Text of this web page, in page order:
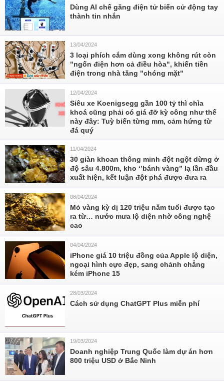
Dùng AI chế găng điện tử biến cử động tay
thành tin nhắn
13/04/2024
3 loại phích cắm dùng xong không rút còn
"ngốn điện hơn cả điều hòa", khiến tiền
điện trong nhà tăng "chóng mặt"
12/04/2024
Siêu xe Koenigsegg gần 100 tỷ thì chìa
khoá cũng phải có giá đỡ kỳ công như thế
này đây: Tuỳ biến từng mm, cảm hứng từ
đá quý
11/04/2024
30 giàn khoan thông minh đột ngột dừng ở
độ sâu 4.800m, kho ‘’bánh vàng” lạ lần đầu
xuất hiện, kết luận đột phá được đưa ra
08/04/2024
Mỏ vàng kỳ dị 120 triệu năm tuổi được tạo
ra từ… nước mưa lộ diện nhờ công nghệ
cao
04/04/2024
iPhone giá 10 triệu đồng của Apple lộ diện,
ngoại hình cực đẹp, sang chảnh chẳng
kém iPhone 15
28/03/2024
Cách sử dụng ChatGPT Plus miễn phí
19/03/2024
Doanh nghiệp Trung Quốc làm dự án hơn
800 triệu USD ở Bắc Ninh